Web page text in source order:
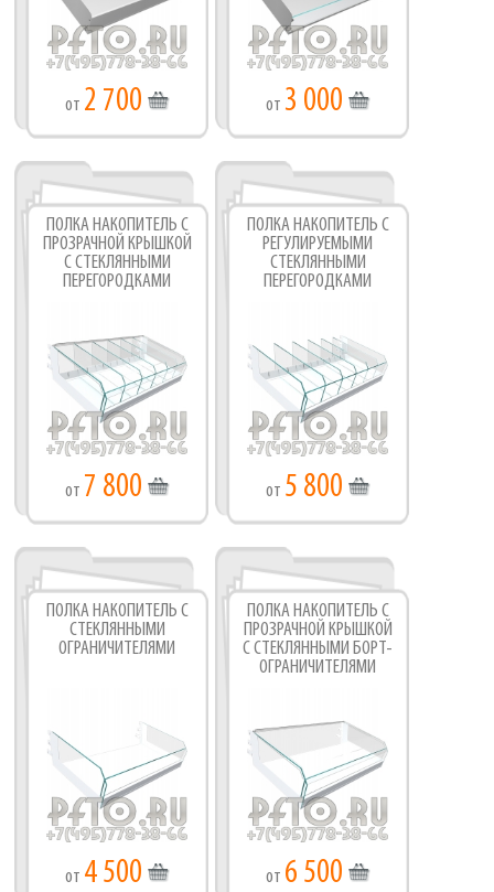
от 2 700 от 3 000
ПОЛКА НАКОПИТЕЛЬ С
ПРОЗРАЧНОЙ КРЫШКОЙ
С СТЕКЛЯННЫМИ
ПЕРЕГОРОДКАМИ
от 7 800
ПОЛКА НАКОПИТЕЛЬ С
РЕГУЛИРУЕМЫМИ
СТЕКЛЯННЫМИ
ПЕРЕГОРОДКАМИ
от 5 800
ПОЛКА НАКОПИТЕЛЬ С
СТЕКЛЯННЫМИ
ОГРАНИЧИТЕЛЯМИ
от 4 500
ПОЛКА НАКОПИТЕЛЬ С
ПРОЗРАЧНОЙ КРЫШКОЙ
С СТЕКЛЯННЫМИ БОРТ-
ОГРАНИЧИТЕЛЯМИ
от 6 500